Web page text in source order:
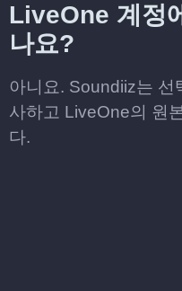
LiveOne 계정
나요?
아니요. Soundiiz는
사하고 LiveOne의 원
다.